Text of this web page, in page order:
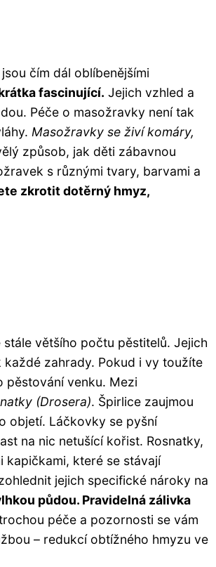
čím dál oblíbenějšími
fascinující. Jejich vzhled a
Péče o masožravky není tak
Masožravky se živí komáry,
způsob, jak děti zábavnou
s různými tvary, barvami a
zkrotit dotěrný hmyz,
většího počtu pěstitelů. Jejich
zahrady. Pokud i vy toužíte
pěstování venku. Mezi
(Drosera). Špirlice zaujmou
objetí. Láčkovky se pyšní
na nic netušící kořist. Rosnatky,
které se stávají
jejich specifické nároky na
půdou. Pravidelná zálivka
péče a pozornosti se vám
– redukcí obtížného hmyzu ve